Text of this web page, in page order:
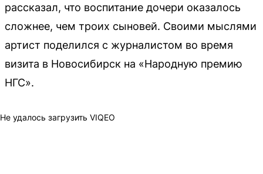
рассказал, что воспитание дочери оказалось
сложнее, чем троих сыновей. Своими мыслями
артист поделился с журналистом во время
визита в Новосибирск на «Народную премию
НГС».
Не удалось загрузить VIQEO